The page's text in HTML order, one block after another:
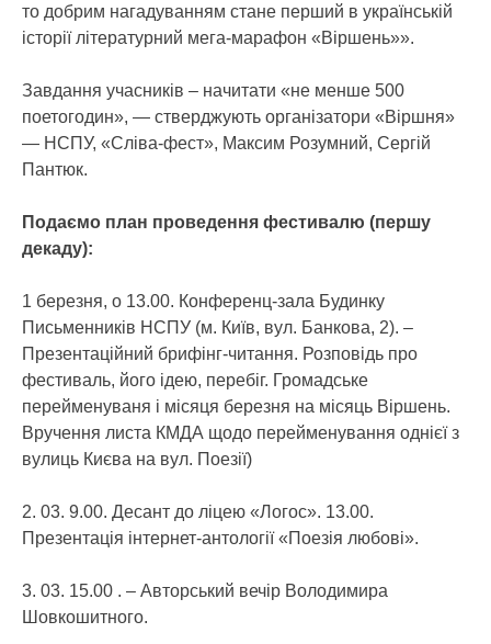
то добрим нагадуванням стане перший в українській
історії літературний мега-марафон «Віршень»».
Завдання учасників – начитати «не менше 500
поетогодин», — стверджують організатори «Віршня»
— НСПУ, «Сліва-фест», Максим Розумний, Сергій
Пантюк.
Подаємо план проведення фестивалю (першу
декаду):
1 березня, о 13.00. Конференц-зала Будинку
Письменників НСПУ (м. Київ, вул. Банкова, 2). –
Презентаційний брифінг-читання. Розповідь про
фестиваль, його ідею, перебіг. Громадське
перейменуваня і місяця березня на місяць Віршень.
Вручення листа КМДА щодо перейменування однієї з
вулиць Києва на вул. Поезії)
2. 03. 9.00. Десант до ліцею «Логос». 13.00.
Презентація інтернет-антології «Поезія любові».
3. 03. 15.00 . – Авторський вечір Володимира
Шовкошитного.